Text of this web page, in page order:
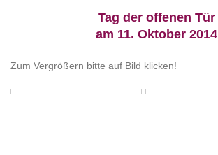
Tag der offenen Tür
am 11. Oktober 2014
Zum Vergrößern bitte auf Bild klicken!